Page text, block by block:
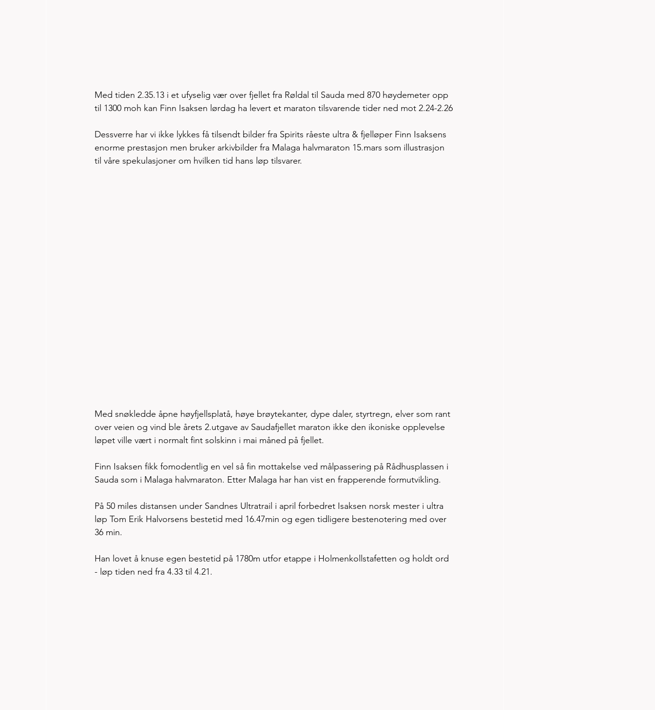
Med tiden 2.35.13 i et ufyselig vær over fjellet fra Røldal til Sauda med 870 høydemeter opp
til 1300 moh kan Finn Isaksen lørdag ha levert et maraton tilsvarende tider ned mot 2.24-2.26
Dessverre har vi ikke lykkes få tilsendt bilder fra Spirits råeste ultra & fjelløper Finn Isaksens
enorme prestasjon men bruker arkivbilder fra Malaga halvmaraton 15.mars som illustrasjon
til våre spekulasjoner om hvilken tid hans løp tilsvarer.
Med snøkledde åpne høyfjellsplatå, høye brøytekanter, dype daler, styrtregn, elver som rant
over veien og vind ble årets 2.utgave av Saudafjellet maraton ikke den ikoniske opplevelse
løpet ville vært i normalt fint solskinn i mai måned på fjellet.
Finn Isaksen fikk fomodentlig en vel så fin mottakelse ved målpassering på Rådhusplassen i
Sauda som i Malaga halvmaraton. Etter Malaga har han vist en frapperende formutvikling.
På 50 miles distansen under Sandnes Ultratrail i april forbedret Isaksen norsk mester i ultra
løp Tom Erik Halvorsens bestetid med 16.47min og egen tidligere bestenotering med over
36 min.
Han lovet å knuse egen bestetid på 1780m utfor etappe i Holmenkollstafetten og holdt ord
- løp tiden ned fra 4.33 til 4.21.